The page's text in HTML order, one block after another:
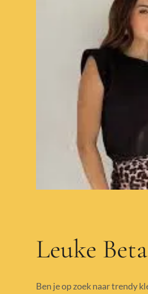
Leuke
Ben je op zoek naar trendy